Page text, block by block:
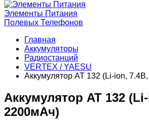
Элементы Питания
Полевых Телефонов
Главная
Аккумуляторы
Радиостанций
VERTEX / YAESU
Аккумулятор AT 132 (Li-ion,
Аккумулятор AT 132
2200мАч)